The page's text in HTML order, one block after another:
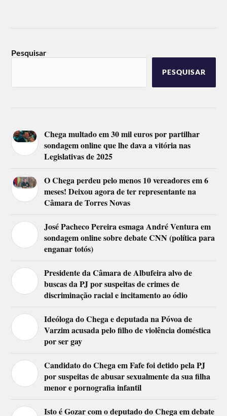
Pesquisar
PESQUISAR
Chega multado em 30 mil euros por partilhar
sondagem online que lhe dava a vitória nas
Legislativas de 2025
O Chega perdeu pelo menos 10 vereadores em 6
meses! Deixou agora de ter representante na
Câmara de Torres Novas
José Pacheco Pereira esmaga André Ventura em
sondagem online sobre debate CNN (política para
enganar totós)
Presidente da Câmara de Albufeira alvo de
buscas da PJ por suspeitas de crimes de
discriminação racial e incitamento ao ódio
Ideóloga do Chega e deputada na Póvoa de
Varzim acusada pelo filho de violência doméstica
por ser gay
Candidato do Chega em Fafe foi detido pela PJ
por suspeitas de abusar sexualmente da sua filha
menor e pornografia infantil
Isto é Gozar com o deputado do Chega em debate